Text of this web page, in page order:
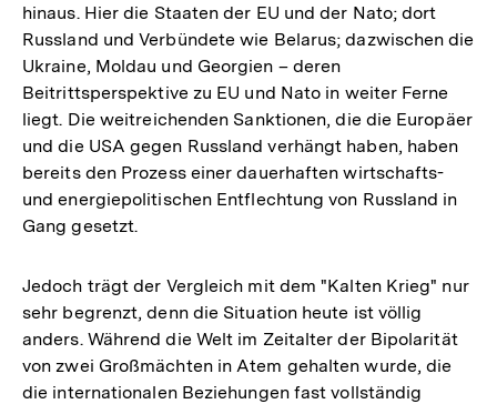
Fußnote
hinaus. Hier die Staaten der EU und der Nato; dort
Russland und Verbündete wie Belarus; dazwischen die
Ukraine, Moldau und Georgien – deren
Beitrittsperspektive zu EU und Nato in weiter Ferne
liegt. Die weitreichenden Sanktionen, die die Europäer
und die USA gegen Russland verhängt haben, haben
bereits den Prozess einer dauerhaften wirtschafts-
und energiepolitischen Entflechtung von Russland in
Gang gesetzt.
Jedoch trägt der Vergleich mit dem "Kalten Krieg" nur
sehr begrenzt, denn die Situation heute ist völlig
anders. Während die Welt im Zeitalter der Bipolarität
von zwei Großmächten in Atem gehalten wurde, die
die internationalen Beziehungen fast vollständig